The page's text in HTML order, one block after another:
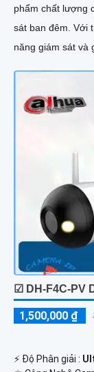
phẩm chất lượng
sát ban đêm. Với tính năng hồng ngoại 30m, camera có khả
năng giám sát và
☑ DH-F4C-PV
1,500,000 ₫
️⚡ Độ Phân giải :